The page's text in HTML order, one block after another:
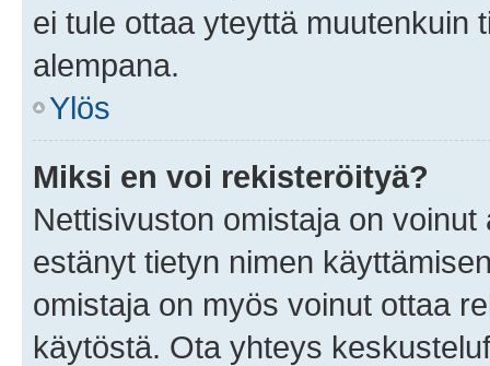
ei tule ottaa yteyttä muutenkuin
alempana.
Ylös
Miksi en voi rekisteröityä?
Nettisivuston omistaja on
estänyt tietyn nimen
omistaja on myös voinut ottaa
käytöstä. Ota yhteys